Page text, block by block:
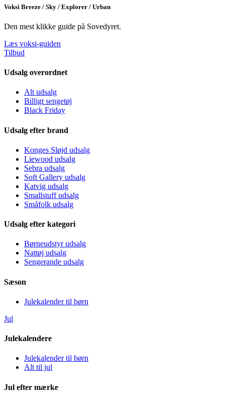
Voksi Breeze / Sky / Explorer / Urban
Den mest klikke guide på Sovedyret.
Læs voksi-guiden
Tilbud
Udsalg overordnet
Alt udsalg
Billigt sengetøj
Black Friday
Udsalg efter brand
Konges Sløjd udsalg
Liewood udsalg
Sebra udsalg
Soft Gallery udsalg
Katvig udsalg
Smallstuff udsalg
Småfolk udsalg
Udsalg efter kategori
Børneudstyr udsalg
Nattøj udsalg
Sengerande udsalg
Sæson
Julekalender til børn
Jul
Julekalendere
Julekalender til børn
Alt til jul
Jul efter mærke